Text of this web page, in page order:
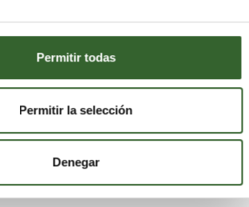
Permitir todas
Permitir la selección
Denegar
.
recopilará y analizará datos
sobre las necesidades
los productos Greco se alinean
de los consumidores y sus
como lasostenibilidad